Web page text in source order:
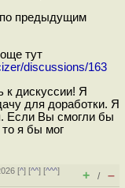
по предыдущим
тут
discussions/163
к дискуссии! Я
для доработки. Я
Если Вы смогли бы
то я бы мог
[^] [^^] [^^^]
+ / –